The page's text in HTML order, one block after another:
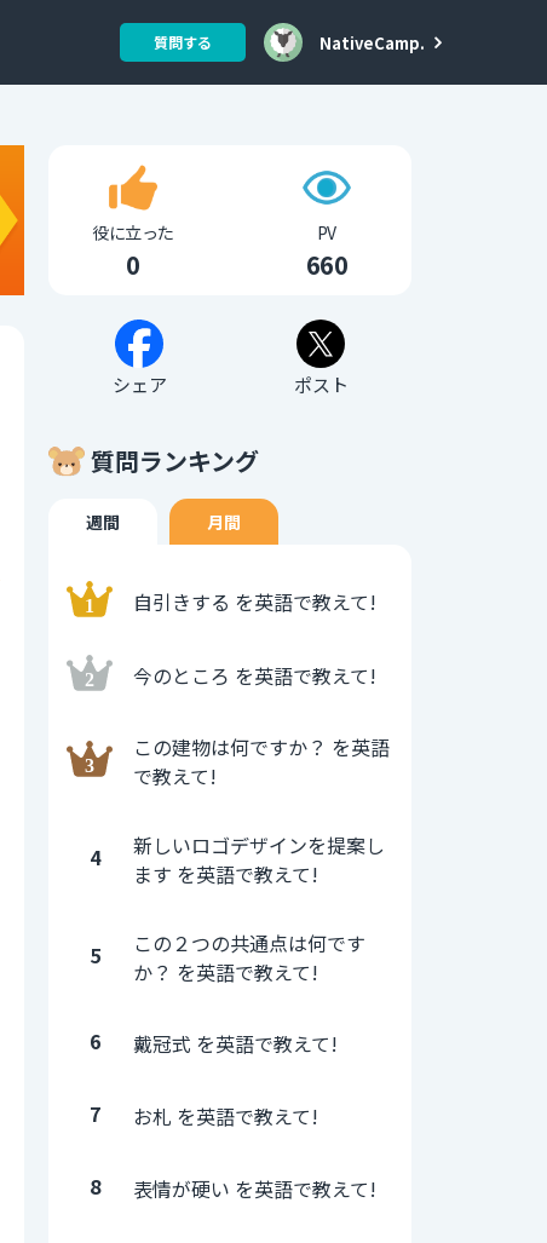
質問する NativeCamp.
役に立った
0
PV
660
シェア ポスト
質問ランキング
週間 月間
自引きする を英語で教えて!
今のところ を英語で教えて!
この建物は何ですか？ を英語
で教えて!
4
新しいロゴデザインを提案し
ます を英語で教えて!
5
この２つの共通点は何です
か？ を英語で教えて!
6 戴冠式 を英語で教えて!
7 お札 を英語で教えて!
8 表情が硬い を英語で教えて!